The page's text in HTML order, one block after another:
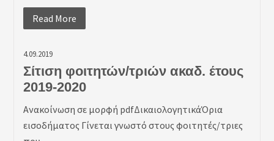
Read More
4.09.2019
Σίτιση φοιτητών/τριών ακαδ. έτους
2019-2020
Ανακοίνωση σε μορφή pdfΔικαιολογητικάΌρια
εισοδήματος Γίνεται γνωστό στους φοιτητές/τριες